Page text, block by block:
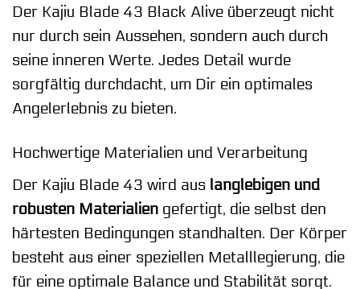
Der Kajiu Blade 43 Black Alive überzeugt nicht
nur durch sein Aussehen, sondern auch durch
seine inneren Werte. Jedes Detail wurde
sorgfältig durchdacht, um Dir ein optimales
Angelerlebnis zu bieten.
Hochwertige Materialien und Verarbeitung
Der Kajiu Blade 43 wird aus langlebigen und
robusten Materialien gefertigt, die selbst den
härtesten Bedingungen standhalten. Der Körper
besteht aus einer speziellen Metalllegierung, die
für eine optimale Balance und Stabilität sorgt.